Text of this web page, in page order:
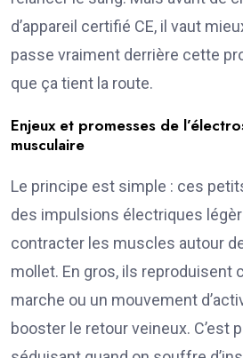
d’appareil certifié CE, il vaut
passe vraiment derrière cette
que ça tient la route.
Enjeux et promesses de
musculaire
Le principe est simple : ces
des impulsions électriques
contracter les muscles autour
mollet. En gros, ils reproduisent
marche ou un mouvement
booster le retour veineux. C’est